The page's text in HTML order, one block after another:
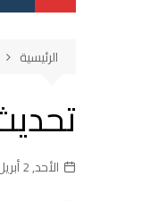
الرئيسية
الأحد, 2 أبريل 2017, 23:07